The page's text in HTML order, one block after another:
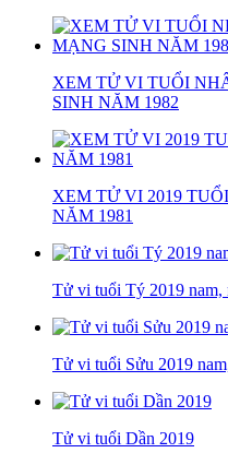
XEM TỬ VI TUỔI
SINH NĂM 1982
XEM TỬ VI 2019
NĂM 1981
Tử vi tuổi Tý 2019 nam,
Tử vi tuổi Sửu 2019
Tử vi tuổi Dần 2019